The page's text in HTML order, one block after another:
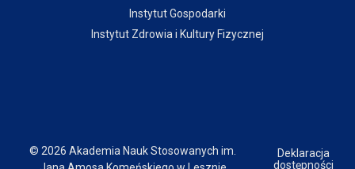
Instytut Gospodarki
Instytut Zdrowia i Kultury Fizycznej
© 2026 Akademia Nauk Stosowanych im.
Deklaracja
dostępności